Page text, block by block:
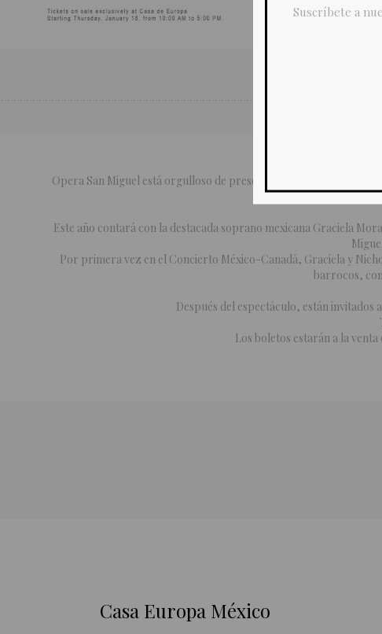
Opera San Miguel está orgulloso de presentar el segundo evento
Este año contará con la destacada soprano mexicana Graciela
Por primera vez en el Concierto México-Canadá, Graciela y
barrocos,
Después del espectáculo, están
Los boletos estarán a la
Casa Europa México
Suscríbete a